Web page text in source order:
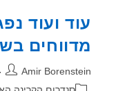
ועוד
Amir פורסם:
2021